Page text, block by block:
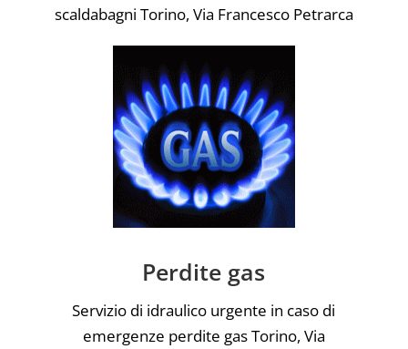
scaldabagni Torino, Via Francesco Petrarca
Perdite gas
Servizio di idraulico urgente in caso di
emergenze perdite gas Torino, Via